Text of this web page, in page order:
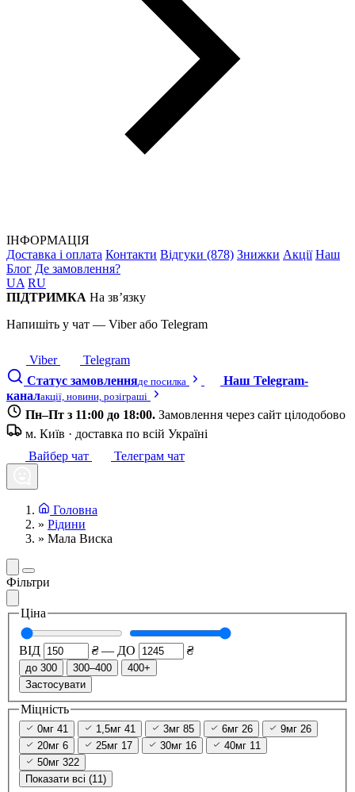
ІНФОРМАЦІЯ
Доставка і оплата Контакти Відгуки (878) Знижки Акції Наш
Блог Де замовлення?
UA RU
ПІДТРИМКА На зв’язку
Напишіть у чат — Viber або Telegram
Viber
Telegram
Статус замовленняде посилка
Наш Telegram-
каналакції, новини, розіграші
Пн–Пт з 11:00 до 18:00. Замовлення через сайт цілодобово
м. Київ · доставка по всій Україні
Вайбер чат
Телеграм чат
Головна
» Рідини
» Мала Виска
Фільтри
Ціна
ВІД ₴ — ДО ₴
до 300 300–400
400+
Застосувати
Міцність
0мг 41 1,5мг 41 3мг 85 6мг 26 9мг 26
20мг 6 25мг 17 30мг 16 40мг 11
50мг 322
Показати всі (11)